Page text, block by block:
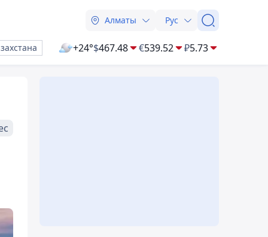
Алматы Рус
+24°$467.48 €539.52 ₽5.73